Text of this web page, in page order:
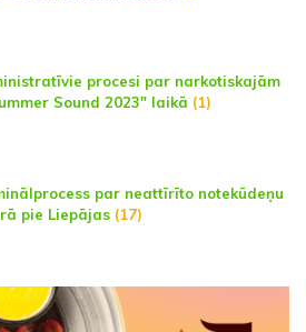
procesi par narkotiskajām
Sound 2023" laikā (1)
par neattīrīto notekūdeņu
pie Liepājas (17)